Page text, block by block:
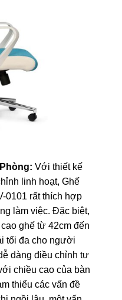
Với thiết kế
linh hoạt, Ghế
0101 rất thích hợp
làm việc. Đặc biệt,
ghế từ 42cm đến
tối đa cho người
dàng điều chỉnh tư
chiều cao của bàn
thiểu các vấn đề